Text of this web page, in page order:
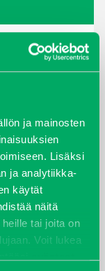
ja mainosten
Lisäksi
ja analytiikka-
käytät
näitä
tai joita on
Voit lukea